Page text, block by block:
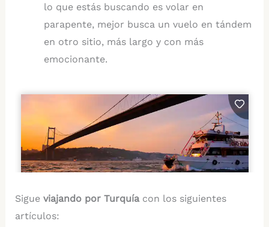
lo que estás buscando es volar en
parapente, mejor busca un vuelo en tándem
en otro sitio, más largo y con más
emocionante.
Sigue viajando por Turquíacon los siguientes
artículos: